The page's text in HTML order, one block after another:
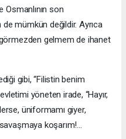
Osmanlının son
mümkün değildir. Ayrıca
gelmem de ihanet
gibi, “Filistin benim
yöneten irade, “Hayır,
üniformamı giyer,
koşarım!...